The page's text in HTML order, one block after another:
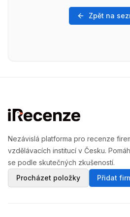
Zpět na
Nezávislá platforma pro recenze
vzdělávacích institucí v Česku.
se podle skutečných zkušeností.
Procházet položky
Přidat